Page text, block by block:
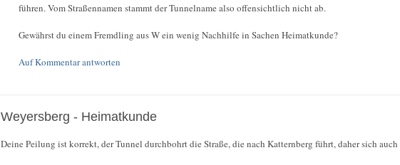
führen. Vom Straßennamen stammt der Tunnelname also offensichtlich nicht ab.
Gewährst du einem Fremdling aus W ein wenig Nachhilfe in Sachen Heimatkunde?
Auf Kommentar antworten
Weyersberg - Heimatkunde
Deine Peilung ist korrekt, der Tunnel durchbohrt die Straße, die nach Katternberg führt, daher sich